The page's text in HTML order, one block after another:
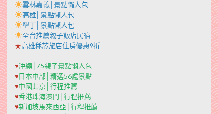
雲林嘉義│景點懶人包
高雄│景點懶人包
墾丁│景點懶人包
全台推薦親子飯店民宿
★高雄秝芯旅店住房優惠9折
–
♥沖繩│75親子景點懶人包
♥日本中部│精選56處景點
♥中國北京│行程推薦
♥香港珠海澳門│行程推薦
♥新加坡馬來西亞│行程推薦